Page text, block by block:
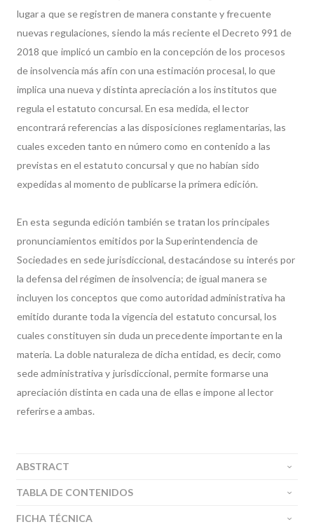
lugar a que se registren de manera constante y frecuente
nuevas regulaciones, siendo la más reciente el Decreto 991 de
2018 que implicó un cambio en la concepción de los procesos
de insolvencia más afín con una estimación procesal, lo que
implica una nueva y distinta apreciación a los institutos que
regula el estatuto concursal. En esa medida, el lector
encontrará referencias a las disposiciones reglamentarias, las
cuales exceden tanto en número como en contenido a las
previstas en el estatuto concursal y que no habían sido
expedidas al momento de publicarse la primera edición.
En esta segunda edición también se tratan los principales
pronunciamientos emitidos por la Superintendencia de
Sociedades en sede jurisdiccional, destacándose su interés por
la defensa del régimen de insolvencia; de igual manera se
incluyen los conceptos que como autoridad administrativa ha
emitido durante toda la vigencia del estatuto concursal, los
cuales constituyen sin duda un precedente importante en la
materia. La doble naturaleza de dicha entidad, es decir, como
sede administrativa y jurisdiccional, permite formarse una
apreciación distinta en cada una de ellas e impone al lector
referirse a ambas.
ABSTRACT
TABLA DE CONTENIDOS
FICHA TÉCNICA